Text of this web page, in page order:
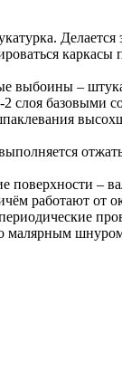
Делается
каркасы
выбоины –
базовыми
поверхности –
работают от
малярным